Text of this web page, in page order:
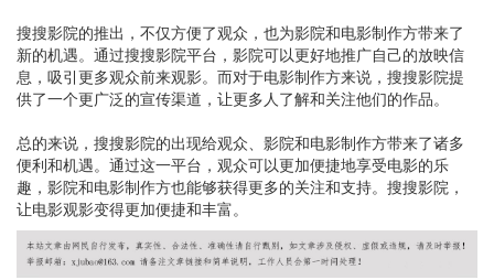
搜搜影院的推出，不仅方便了观众，也为影院和电影制作方带来了
新的机遇。通过搜搜影院平台，影院可以更好地推广自己的放映信
息，吸引更多观众前来观影。而对于电影制作方来说，搜搜影院提
供了一个更广泛的宣传渠道，让更多人了解和关注他们的作品。
总的来说，搜搜影院的出现给观众、影院和电影制作方带来了诸多
便利和机遇。通过这一平台，观众可以更加便捷地享受电影的乐
趣，影院和电影制作方也能够获得更多的关注和支持。搜搜影院，
让电影观影变得更加便捷和丰富。